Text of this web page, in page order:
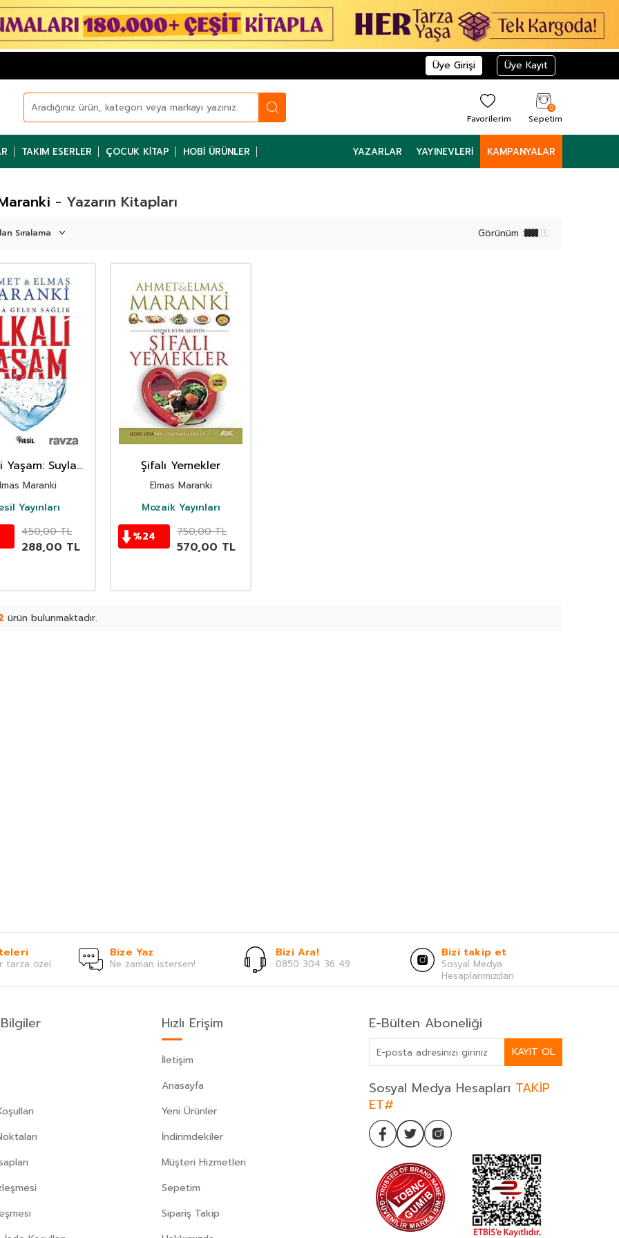
Üye Girişi Üye Kayıt
Favorilerim
0
Sepetim
TAKIM ESERLER ÇOCUK KITAP HOBI ÜRÜNLER YAZARLAR YAYINEVLERI KAMPANYALAR
- Yazarın Kitapları
Görünüm :
Yaşam: Suyla
Sağlık
Maranki
Yayınları
450,00TL
288,00 TL
Şifalı Yemekler
Elmas Maranki
Mozaik Yayınları
%24 750,00TL
570,00 TL
ürün bulunmaktadır.
tarza özel.
Bize Yaz
Ne zaman istersen!
Bizi Ara!
0850 304 36 49
Bizi takip et
Sosyal Medya
Hesaplarımızdan
Hızlı Erişim
İletişim
Anasayfa
Yeni Ürünler
İndirimdekiler
Müşteri Hizmetleri
Sepetim
Sipariş Takip
E-Bülten Aboneliği
KAYIT OL
Sosyal Medya Hesapları TAKİP
ET#